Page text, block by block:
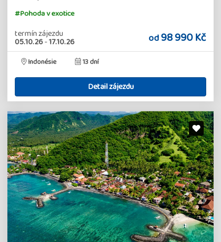
#Pohoda v exotice
termín zájezdu
05.10.26-17.10.26 od98 990 Kč
Indonésie 13 dní
Detail zájezdu